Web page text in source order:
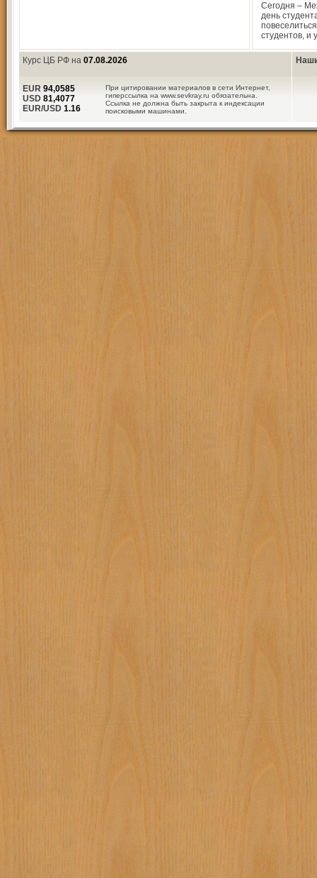
Сегодня –
день
студентов, и
Курс ЦБ РФ на 07.08.2026
При цитировании материалов в сети Интернет,
гиперссылка на www.sevkray.ru обязательна.
Ссылка не должна быть закрыта к индексации
поисковыми машинами.
EUR 94,0585
USD 81,4077
EUR/USD 1.16